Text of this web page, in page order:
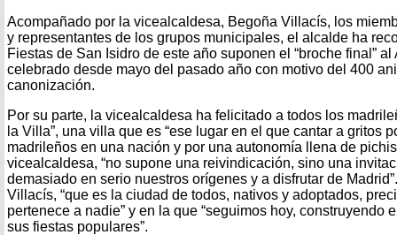
Acompañado por la vicealcaldesa, Begoña Villacís, los
y representantes de los grupos municipales, el alcalde ha
Fiestas de San Isidro de este año suponen el “broche final”
celebrado desde mayo del pasado año con motivo del 400
canonización.
Por su parte, la vicealcaldesa ha felicitado a todos los
la Villa”, una villa que es “ese lugar en el que cantar a gritos
madrileños en una nación y por una autonomía llena de
vicealcaldesa, “no supone una reivindicación, sino una
demasiado en serio nuestros orígenes y a disfrutar de
Villacís, “que es la ciudad de todos, nativos y adoptados,
pertenece a nadie” y en la que “seguimos hoy, construyendo
sus fiestas populares”.